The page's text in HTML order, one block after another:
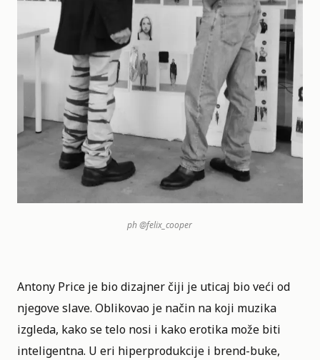
ph@felix_cooper
Antony Price je bio dizajner čiji je uticaj bio veći od
njegove slave. Oblikovao je način na koji muzika
izgleda, kako se telo nosi i kako erotika može biti
inteligentna. U eri hiperprodukcije i brend-buke,